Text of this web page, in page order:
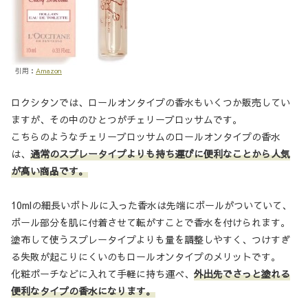
引用： Amazon
ロクシタンでは、ロールオンタイプの香水もいくつか販売してい
ますが、その中のひとつがチェリーブロッサムです。
こちらのようなチェリーブロッサムのロールオンタイプの香水
は、 通常のスプレータイプよりも持ち運びに便利なことから人気
が高い商品です。
10mlの細長いボトルに入った香水は先端にボールがついていて、
ボール部分を肌に付着させて転がすことで香水を付けられます。
塗布して使うスプレータイプよりも量を調整しやすく、つけすぎ
る失敗が起こりにくいのもロールオンタイプのメリットです。
化粧ポーチなどに入れて手軽に持ち運べ、 外出先でさっと塗れる
便利なタイプの香水になります。